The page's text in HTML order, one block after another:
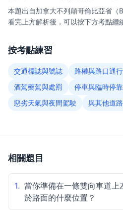
本題出自加拿大不列顛哥倫比亞省（
看完上方解析後，可以按下方考點繼
按考點練習
交通標誌與號誌 路權與路口通行
酒駕藥駕與處罰
停車與臨時停
惡劣天氣與夜間駕駛
與其他道
相關題目
1. 當你準備在一條雙向車道上
於路面的什麼位置？